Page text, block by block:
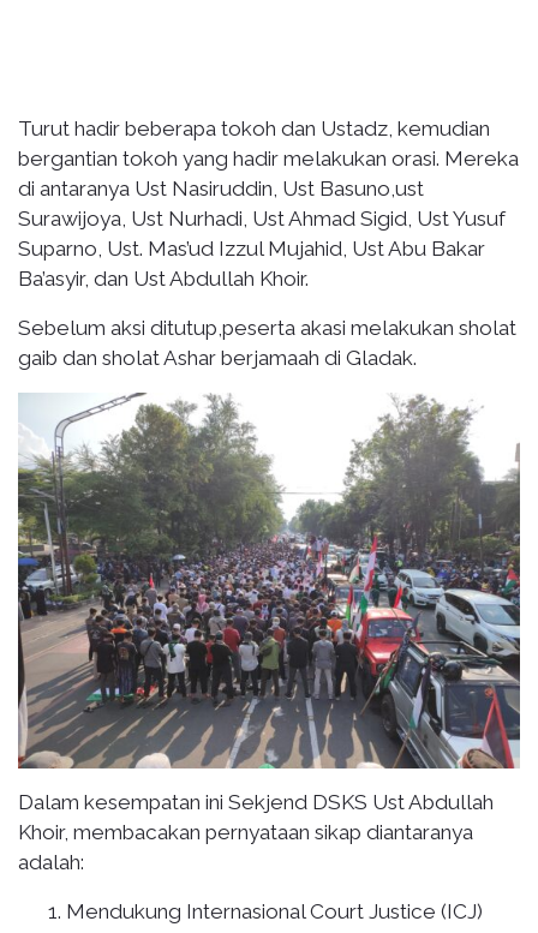
Turut hadir beberapa tokoh dan Ustadz, kemudian
bergantian tokoh yang hadir melakukan orasi. Mereka
di antaranya Ust Nasiruddin, Ust Basuno,ust
Surawijoya, Ust Nurhadi, Ust Ahmad Sigid, Ust Yusuf
Suparno, Ust. Mas’ud Izzul Mujahid, Ust Abu Bakar
Ba’asyir, dan Ust Abdullah Khoir.
Sebelum aksi ditutup,peserta akasi melakukan sholat
gaib dan sholat Ashar berjamaah di Gladak.
Dalam kesempatan ini Sekjend DSKS Ust Abdullah
Khoir, membacakan pernyataan sikap diantaranya
adalah:
Mendukung Internasional Court Justice (ICJ)